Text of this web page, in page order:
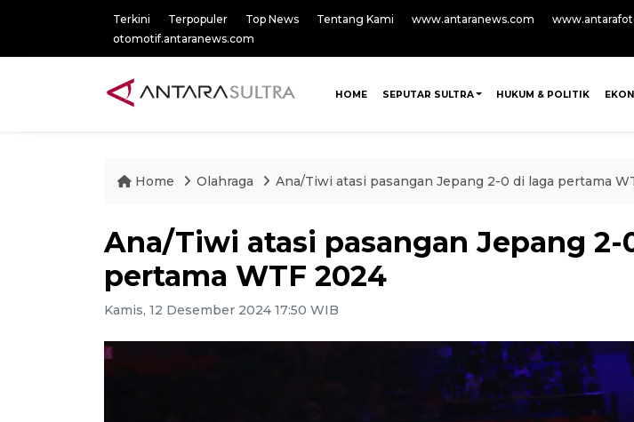
Terkini Terpopuler Top News Tentang Kami www.antaranews.com
otomotif.antaranews.com
HOME SEPUTAR SULTRA HUKUM & POLITIK
Home Olahraga Ana/Tiwi atasi pasangan Jepang 2-0 di laga pertama
Ana/Tiwi atasi pasangan Jepang 2-
pertama WTF 2024
Kamis, 12 Desember 2024 17:50 WIB